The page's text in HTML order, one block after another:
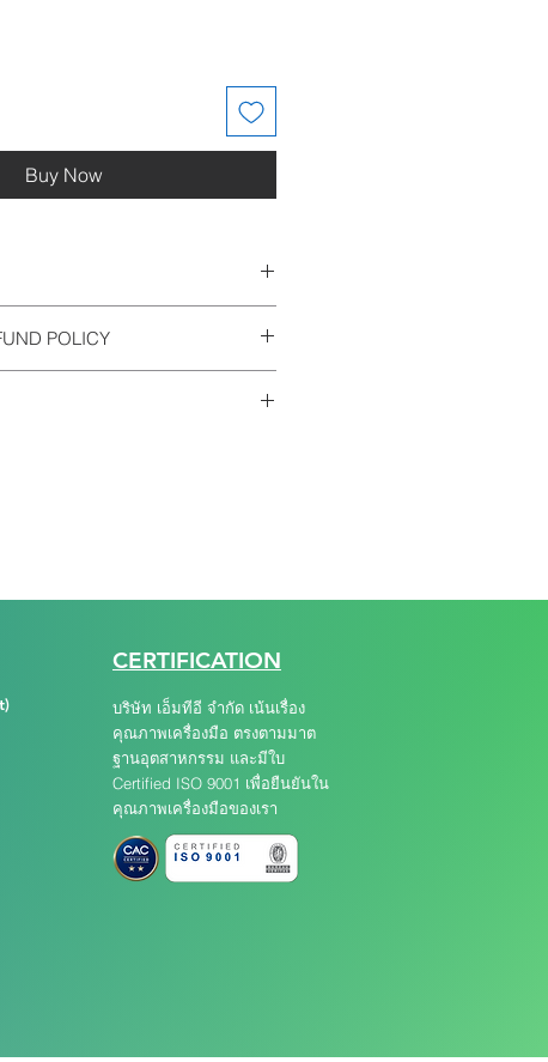
Buy Now
POLICY
CERTIFICATION
บริษัท เอ็มทีอี จำกัด เน้นเรื่อง
คุณภาพเครื่องมือ ตรงตามมาต
ฐานอุตสาหกรรม และมีใบ
Certified ISO 9001 เพื่อยืนยันใน
คุณภาพเครื่องมือของเรา